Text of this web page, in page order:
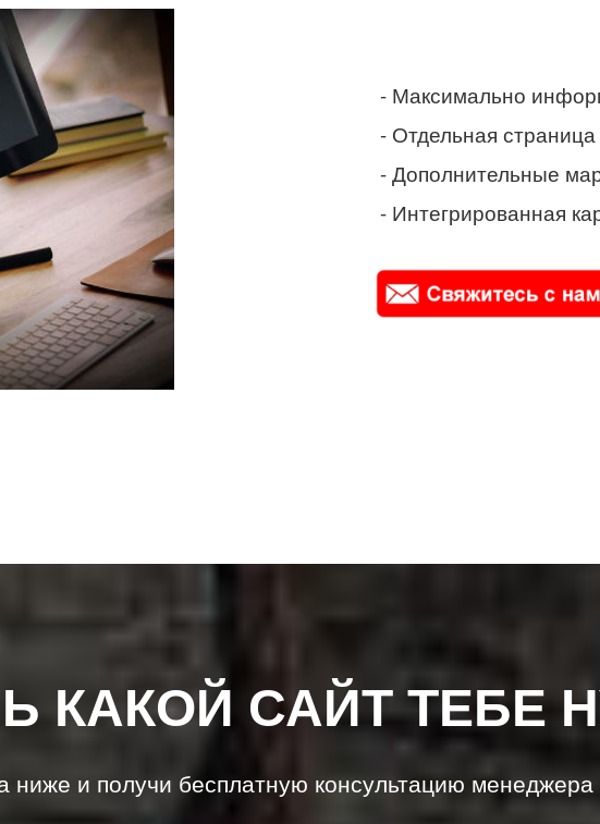
- Максимально
- Отдельная
- Дополнительные
- Интегрированная
КАКОЙ САЙТ ТЕБЕ
ниже и получи бесплатную консультацию